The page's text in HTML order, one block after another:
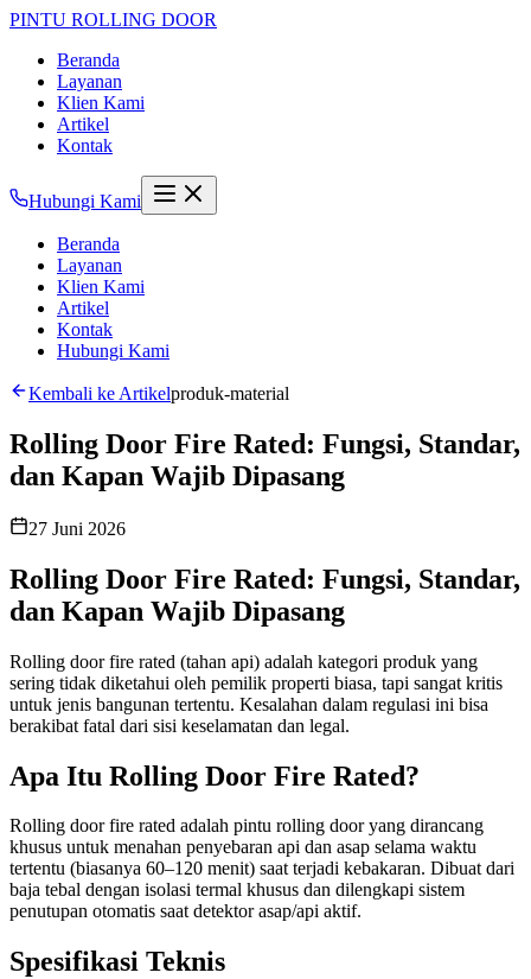
PINTU ROLLING DOOR
Beranda
Layanan
Klien Kami
Artikel
Kontak
Hubungi Kami
Beranda
Layanan
Klien Kami
Artikel
Kontak
Hubungi Kami
Kembali ke Artikelproduk-material
Rolling Door Fire Rated: Fungsi, Standar,
dan Kapan Wajib Dipasang
27 Juni 2026
Rolling Door Fire Rated: Fungsi, Standar,
dan Kapan Wajib Dipasang
Rolling door fire rated (tahan api) adalah kategori produk yang
sering tidak diketahui oleh pemilik properti biasa, tapi sangat kritis
untuk jenis bangunan tertentu. Kesalahan dalam regulasi ini bisa
berakibat fatal dari sisi keselamatan dan legal.
Apa Itu Rolling Door Fire Rated?
Rolling door fire rated adalah pintu rolling door yang dirancang
khusus untuk menahan penyebaran api dan asap selama waktu
tertentu (biasanya 60–120 menit) saat terjadi kebakaran. Dibuat dari
baja tebal dengan isolasi termal khusus dan dilengkapi sistem
penutupan otomatis saat detektor asap/api aktif.
Spesifikasi Teknis